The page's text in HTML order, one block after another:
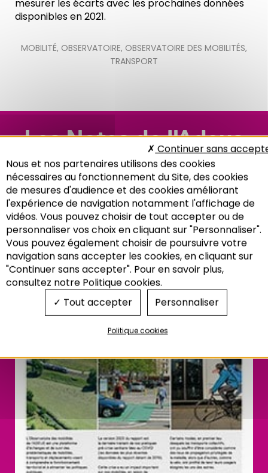
Recherche
mesurer les écarts avec les prochaines données
disponibles en 2021.
MOBILITÉ, OBSERVATOIRE, OBSERVATOIRE DES MOBILITÉS,
TRANSPORT
Les Notes de l'Adeus
n°306
Nous et nos partenaires utilisons des cookies
nécessaires au fonctionnement du Site, des cookies
de mesures d'audience et des cookies améliorant
l'expérience de navigation notamment l'affichage de
vidéos. Vous pouvez choisir de tout accepter ou de
personnaliser vos choix en cliquant sur "Personnaliser".
Vous pouvez également choisir de poursuivre votre
navigation sans accepter les cookies, en cliquant sur
"Continuer sans accepter". Pour en savoir plus,
consultez notre Politique cookies.
Tout accepter
Continuer sans
Personnaliser
Politique cookies